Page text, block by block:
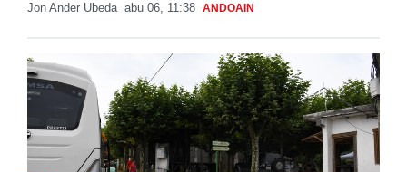
Jon Ander Ubeda abu 06, 11:38 ANDOAIN